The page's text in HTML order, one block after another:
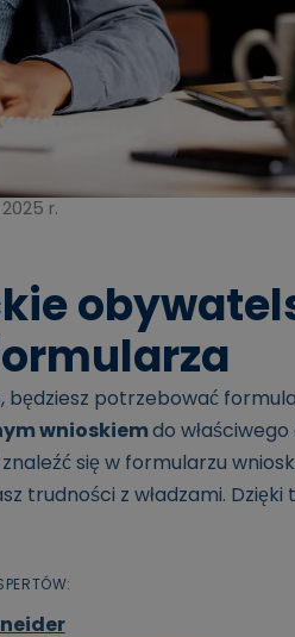
r.
potrzebować
wnioskiemdo
się w formularzu
trudności z władzami.